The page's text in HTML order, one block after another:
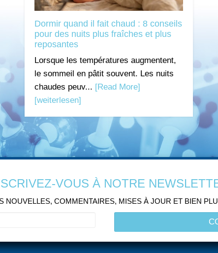
Dormir quand il fait chaud : 8 conseils
pour des nuits plus fraîches et plus
reposantes
Lorsque les températures augmentent,
le sommeil en pâtit souvent. Les nuits
chaudes peuv... [Read More]
[weiterlesen]
VOUS À NOTRE
NOUVELLES, COMMENTAIRES, MISES À JOUR ET BIEN